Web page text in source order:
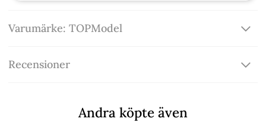
Varumärke: TOPModel
Recensioner
Andra köpte även